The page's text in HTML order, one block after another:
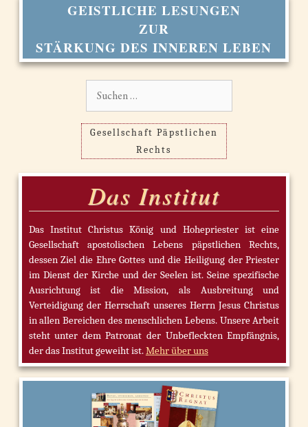
GEISTLICHE LESUNGEN
ZUR
STÄRKUNG DES INNEREN LEBEN
Gesellschaft Päpstlichen
Rechts
Das Institut
Das Institut Christus König und Hohepriester ist eine
Gesellschaft apostolischen Lebens päpstlichen Rechts,
dessen Ziel die Ehre Gottes und die Heiligung der Priester
im Dienst der Kirche und der Seelen ist. Seine spezifische
Ausrichtung ist die Mission, als Ausbreitung und
Verteidigung der Herrschaft unseres Herrn Jesus Christus
in allen Bereichen des menschlichen Lebens. Unsere Arbeit
steht unter dem Patronat der Unbefleckten Empfängnis,
der das Institut geweiht ist.Mehr über uns